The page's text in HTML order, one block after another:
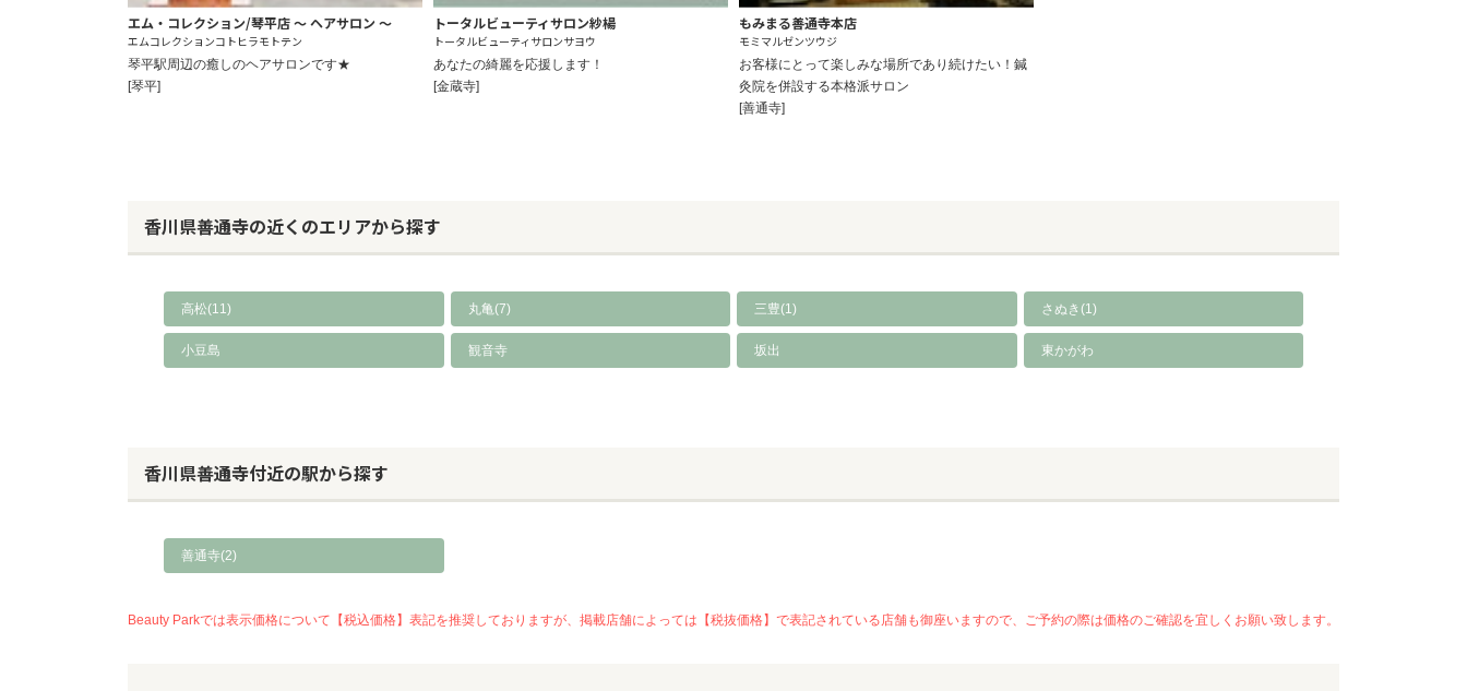
エム・コレクション/琴平店 ～ ヘアサロン ～
エムコレクションコトヒラモトテン
琴平駅周辺の癒しのヘアサロンです★
[琴平]
トータルビューティサロン紗楊
トータルビューティサロンサヨウ
あなたの綺麗を応援します！
[金蔵寺]
もみまる善通寺本店
モミマルゼンツウジ
お客様にとって楽しみな場所であり続けたい！鍼
灸院を併設する本格派サロン
[善通寺]
香川県善通寺の近くのエリアから探す
高松(11) 丸亀(7) 三豊(1) さぬき(1)
小豆島 観音寺 坂出 東かがわ
香川県善通寺付近の駅から探す
善通寺(2)
Beauty Parkでは表示価格について【税込価格】表記を推奨しておりますが、掲載店舗によっては【税抜価格】で表記されている店舗も御座いますので、ご予約の際は価格のご確認を宜しくお願い致します。